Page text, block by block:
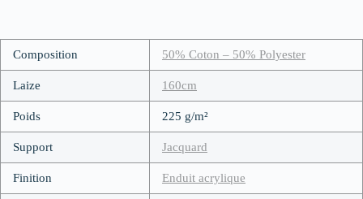
Composition 50% Coton – 50% Polyester
Laize 160cm
Poids 225 g/m²
Support Jacquard
Finition Enduit acrylique